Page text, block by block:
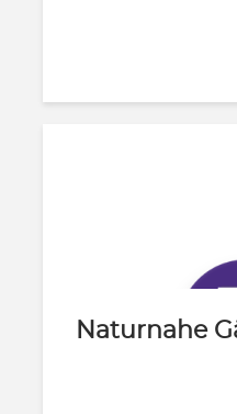
Naturnahe